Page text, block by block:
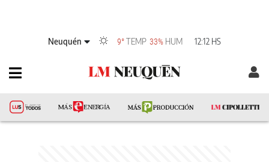
Neuquén 9°TEMP 33% HUM 12:12 HS